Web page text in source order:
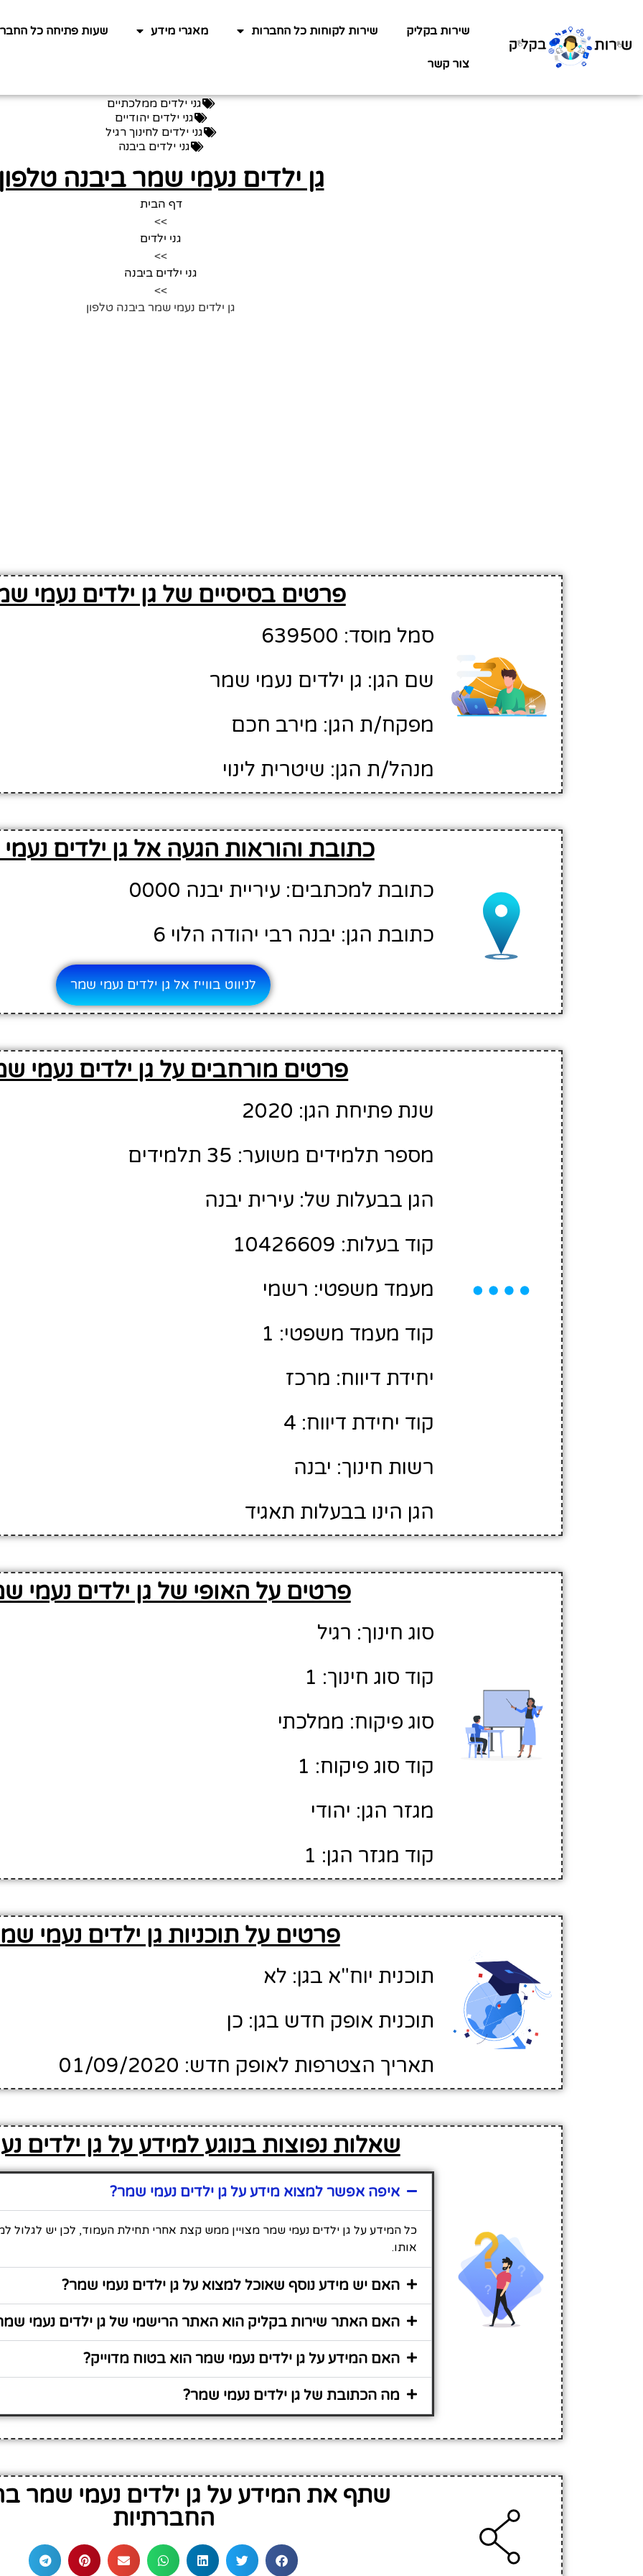
שירות בקליק שירות לקוחות כל החברות מאגרי מידע שעות פתיחה כל
צור קשר
גני ילדים ממלכתיים
גני ילדים יהודיים
גני ילדים לחינוך רגיל
גני ילדים ביבנה
גן ילדים נעמי שמר ביבנה
דף הבית
>>
גני ילדים
>>
גני ילדים ביבנה
>>
גן ילדים נעמי שמר ביבנה טלפון
פרטים בסיסיים של גן ילדים נעמי
סמל מוסד: 639500
שם הגן: גן ילדים נעמי שמר
מפקח/ת הגן: מירב חכם
מנהל/ת הגן: שיטרית לינוי
כתובת והוראות הגעה אל גן ילדים
כתובת למכתבים: עיריית יבנה 0000
כתובת הגן: יבנה רבי יהודה הלוי 6
לניווט בווייז אל גן ילדים נעמי שמר
פרטים מורחבים על גן ילדים נעמי
שנת פתיחת הגן: 2020
מספר תלמידים משוער: 35 תלמידים
הגן בבעלות של: עירית יבנה
קוד בעלות: 10426609
מעמד משפטי: רשמי
קוד מעמד משפטי: 1
יחידת דיווח: מרכז
קוד יחידת דיווח: 4
רשות חינוך: יבנה
הגן הינו בבעלות תאגיד
פרטים על האופי של גן ילדים נעמי
סוג חינוך: רגיל
קוד סוג חינוך: 1
סוג פיקוח: ממלכתי
קוד סוג פיקוח: 1
מגזר הגן: יהודי
קוד מגזר הגן: 1
פרטים על תוכניות גן ילדים נעמי
תוכנית יוח"א בגן: לא
תוכנית אופק חדש בגן: כן
תאריך הצטרפות לאופק חדש: 01/09/2020
שאלות נפוצות בנוגע למידע על גן ילדים
איפה אפשר למצוא מידע על גן ילדים נעמי שמר?
כל המידע על גן ילדים נעמי שמר מצויין ממש קצת אחרי תחילת העמוד, לכן יש לגלול
אותו.
האם יש מידע נוסף שאוכל למצוא על גן ילדים נעמי שמר?
האם האתר שירות בקליק הוא האתר הרישמי של גן ילדים נעמי
האם המידע על גן ילדים נעמי שמר הוא בטוח מדוייק?
מה הכתובת של גן ילדים נעמי שמר?
שתף את המידע על גן ילדים נעמי שמר
החברתיות